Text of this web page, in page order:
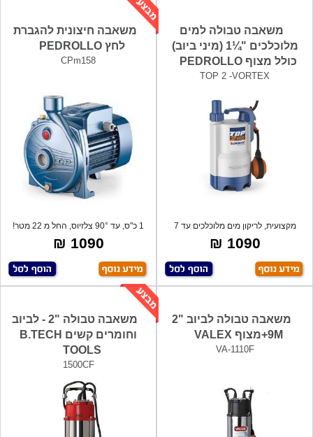
משאבה טבולה למים
מלוכלכים "¼1 (מיני ביוב)
כולל מצוף PEDROLLO
TOP 2 -VORTEX
מקצועית, לריקון מים מלוכלכים עד 7
מטר. כ
1090 ₪
משאבה חיצונית להגברת
לחץ PEDROLLO
CPm158
1 כ"ס, עד 90° צלזיוס, החל מ 22 מטר!
משאב
1090 ₪
משאבה טבולה לביוב "2
9M+מצוף VALEX
VA-1110F
משאבה טבולה "2 - לביוב
וחומרים קשים B.TECH
TOOLS
1500CF